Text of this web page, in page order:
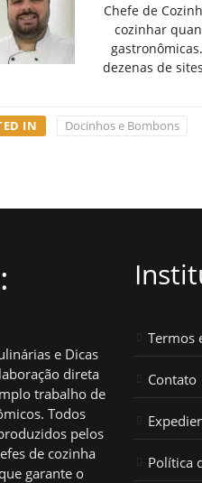
Chefe de
cozinhar
dezenas de
IN Docinhos e Bombons
e Dicas
direta
trabalho de
Todos
pelos
de cozinha
garante o
Termos
Contato
Política